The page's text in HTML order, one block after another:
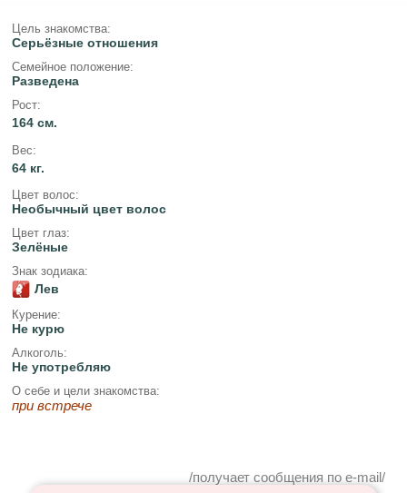
Цель знакомства:
Серьёзные отношения
Семейное положение:
Разведена
Рост:
164 см.
Вес:
64 кг.
Цвет волос:
Необычный цвет волос
Цвет глаз:
Зелёные
Знак зодиака:
Лев
Курение:
Не курю
Алкоголь:
Не употребляю
О себе и цели знакомства:
при встрече
/получает сообщения по e-mail/